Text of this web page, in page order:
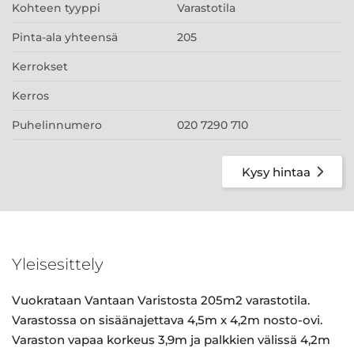
Kohteen tyyppi Varastotila
Pinta-ala yhteensä 205
Kerrokset
Kerros
Puhelinnumero 020 7290 710
Kysy hintaa
Yleisesittely
Vuokrataan Vantaan Varistosta 205m2 varastotila.
Varastossa on sisäänajettava 4,5m x 4,2m nosto-ovi.
Varaston vapaa korkeus 3,9m ja palkkien välissä 4,2m